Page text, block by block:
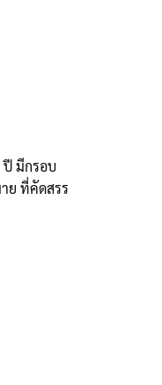
ปี มีกรอบ
ย ที่คัดสรร